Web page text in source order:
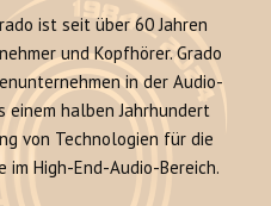
ist seit über 60 Jahren
und Kopfhörer. Grado
in der Audio-
halben Jahrhundert
von Technologien für die
im High-End-Audio-Bereich.